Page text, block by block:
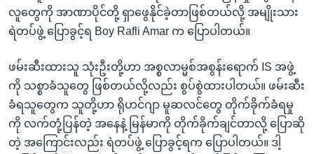
လူတွေကို အာဏာပိုင်တို့ ရှာဖွေနိုင်ခဲ့တာဖြစ်တယ်လို့ အမျိုးသား
ရဲတပ်ဖွဲ့ ပြောခွင့်ရ Boy Rafli Amar က ပြောပါတယ်။
ဖမ်းဆီးထားသူ သုံးဦးတို့ဟာ အစ္စလာမ္မစ်အစွန်းရောက် IS အဖွဲ့
ကို သစ္စာခံသူတွေ ဖြစ်တယ်လို့လည်း စွပ်စွဲထားပါတယ်။ ဖမ်းဆီး
ခံရသူတွေက သူတို့ဟာ ရိုဟင်ဂျာ မူဆလင်တွေ တိုက်ခိုက်ခံရမှု
ကို လက်တုံ့ပြန်တဲ့ အနေနဲ့ မြန်မာကို တိုက်ခိုက်ချင်တာလို့ ပြောဆို
တဲ့ အကြောင်းလည်း ရဲတပ်ဖွဲ့ ပြောခွင့်ရက ပြောပါတယ်။ ဒါ့